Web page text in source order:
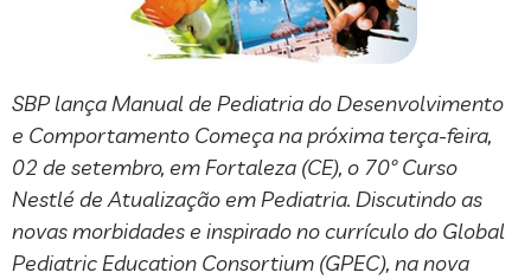
SBP lança Manual de Pediatria do Desenvolvimento
e Comportamento Começa na próxima terça-feira,
02 de setembro, em Fortaleza (CE), o 70º Curso
Nestlé de Atualização em Pediatria. Discutindo as
novas morbidades e inspirado no currículo do Global
Pediatric Education Consortium (GPEC), na nova